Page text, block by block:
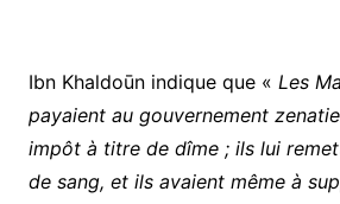
Ibn Khaldoūn indique que « Les
payaient au gouvernement
impôt à titre de dîme ; ils lui
de sang, et ils avaient même à